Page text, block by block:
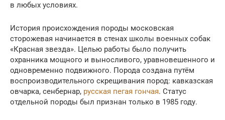
в любых условиях.
История происхождения породы московская
сторожевая начинается в стенах школы военных собак
«Красная звезда». Целью работы было получить
охранника мощного и выносливого, уравновешенного и
одновременно подвижного. Порода создана путём
воспроизводительного скрещивания пород: кавказская
овчарка, сенбернар, русская пегая гончая. Статус
отдельной породы был признан только в 1985 году.